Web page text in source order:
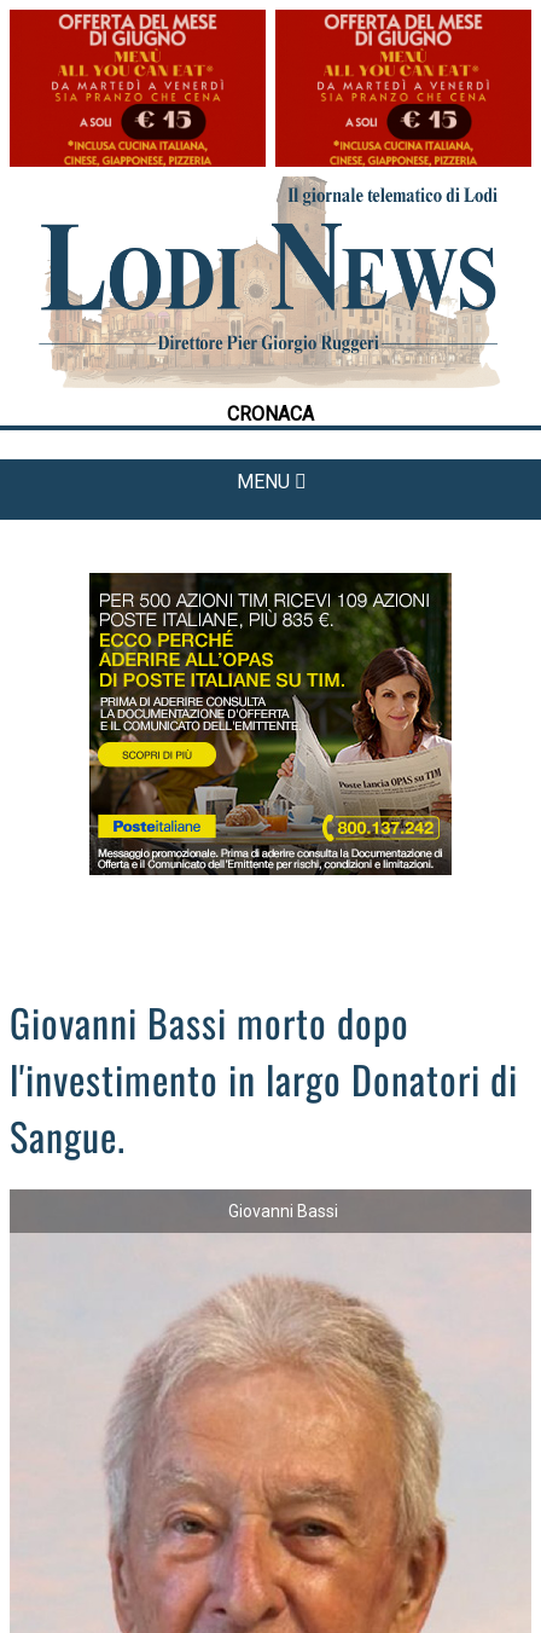
CRONACA
MENU
HOME
CRONACA
POLITICA
LA FOTO
METEO
CULTURA
DAL TERRITORIO
OROSCOPO
LA PIAZZA
ANIMALI
OCCHIO ALLA TRUFFA
NECROLOGI
Giovanni Bassi morto dopo
l'investimento in largo Donatori di
Sangue.
Giovanni Bassi